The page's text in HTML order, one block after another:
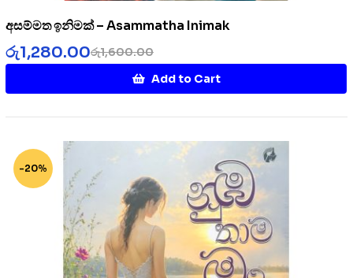
අසම්මත ඉනිමක් – Asammatha Inimak
රු1,600.00
රු1,280.00
Add to Cart
-20%